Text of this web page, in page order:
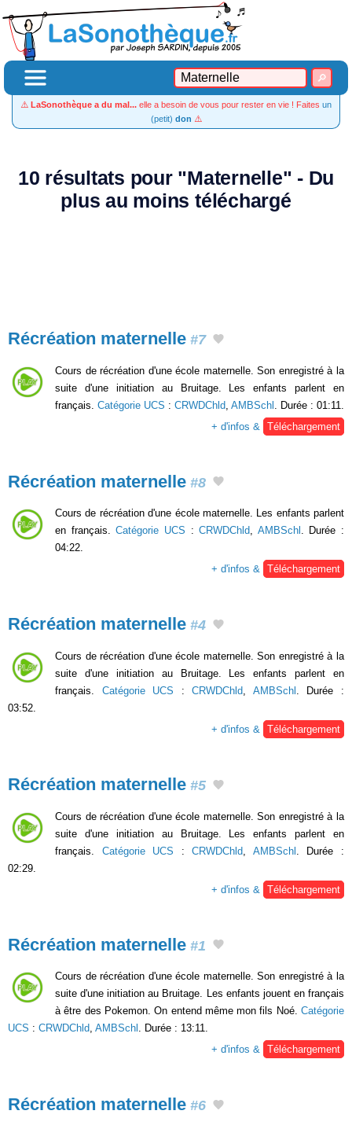
⚠️ LaSonothèque a du mal... elle a besoin de vous pour rester en vie ! Faites un
(petit) don ⚠️
10 résultats pour "Maternelle" - Du
plus au moins téléchargé
Récréation maternelle #7
Cours de récréation d'une école maternelle. Son enregistré à la
suite d'une initiation au Bruitage. Les enfants parlent en
français. Catégorie UCS : CRWDChld AMBSchl . Durée : 01:11.
+ d'infos &
Téléchargement
Récréation maternelle #8
Cours de récréation d'une école maternelle. Les enfants parlent
en français.Catégorie UCS :CRWDChld, AMBSchl . Durée :
04:22.
+ d'infos & Téléchargement
Récréation maternelle #4
Cours de récréation d'une école maternelle. Son enregistré à la
suite d'une initiation au Bruitage. Les enfants parlent en
français. Catégorie UCS :CRWDChld AMBSchl
. Durée :
03:52.
+ d'infos &
Téléchargement
Récréation maternelle #5
Cours de récréation d'une école maternelle. Son enregistré à la
suite d'une initiation au Bruitage. Les enfants parlent en
français. Catégorie UCS :CRWDChld AMBSchl . Durée :
02:29.
+ d'infos &
Téléchargement
Récréation maternelle #1
Cours de récréation d'une école maternelle. Son enregistré à la
suite d'une initiation au Bruitage. Les enfants jouent en français
à être des Pokemon. On entend même mon fils Noé. Catégorie
UCS : CRWDChld, AMBSchl . Durée : 13:11.
+ d'infos & Téléchargement
Récréation maternelle #6